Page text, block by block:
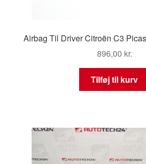
Airbag Til Driver Citroën C3
896,00 kr.
Tilføj til kurv